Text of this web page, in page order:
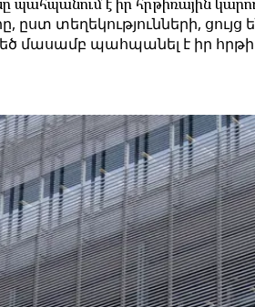
տեղեկությունների,
մասամբ պահպանել է իր